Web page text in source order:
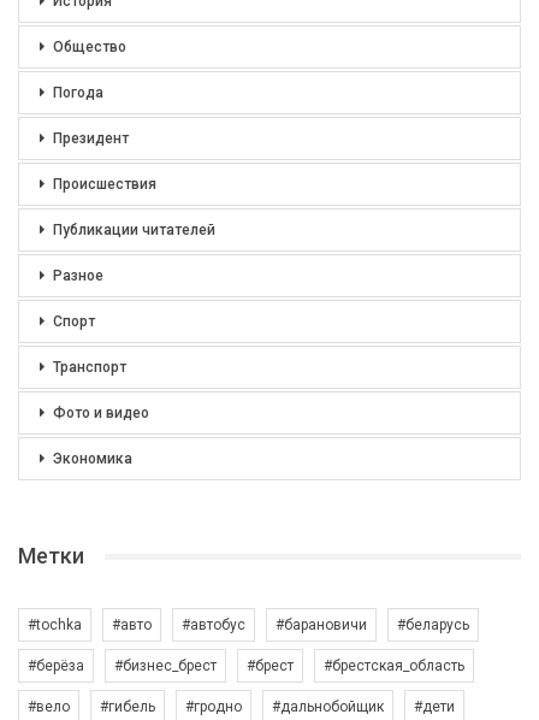
Общество
Погода
Президент
Происшествия
Публикации читателей
Разное
Спорт
Транспорт
Фото и видео
Экономика
Метки
#tochka #авто #автобус #барановичи #беларусь
#берёза #бизнес_брест #брест #брестская_область
#вело #гибель #гродно #дальнобойщик #дети